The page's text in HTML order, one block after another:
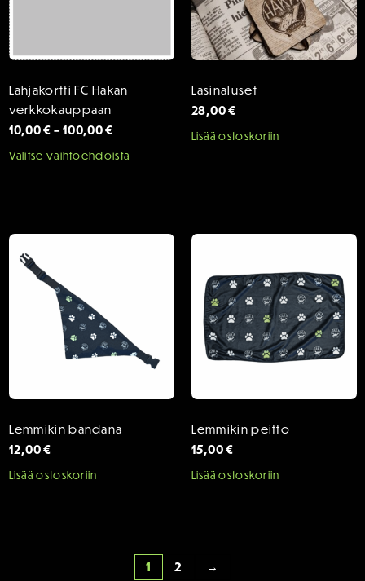
Lahjakortti FC Hakan
verkkokauppaan
10,00€ – 100,00€Hintaluokka:
10,00 €
Valitse vaihtoehdoista
muunnelma.
Lasinaluset
28,00€
Lisää ostoskoriin
Lemmikin bandana
12,00€
Lisää ostoskoriin
Lemmikin peitto
15,00€
Lisää ostoskoriin
1 2 →